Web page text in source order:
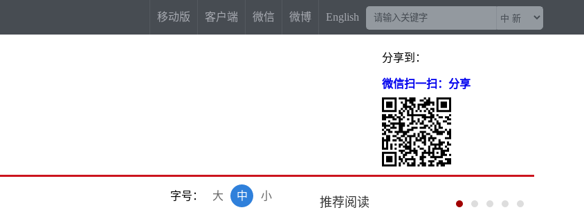
移动版 客户端 微信 微博 English
分享到：
微信扫一扫：分享
字号： 小
中
大 推荐阅读